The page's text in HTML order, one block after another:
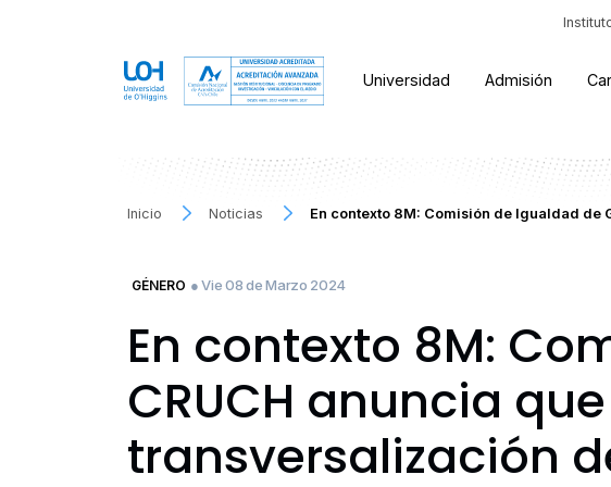
Universidad Admisión
Inicio Noticias En contexto 8M: Comisión de Igualdad de
GÉNERO ● Vie 08 de Marzo 2024
En contexto 8M:
CRUCH anuncia
transversalización